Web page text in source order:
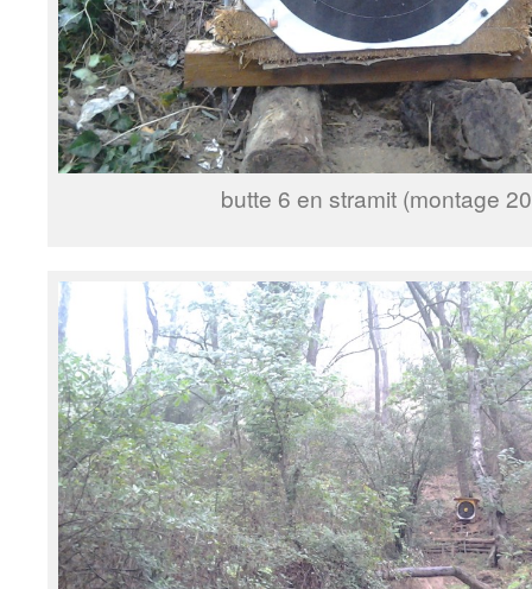
butte 6 en stramit (montage